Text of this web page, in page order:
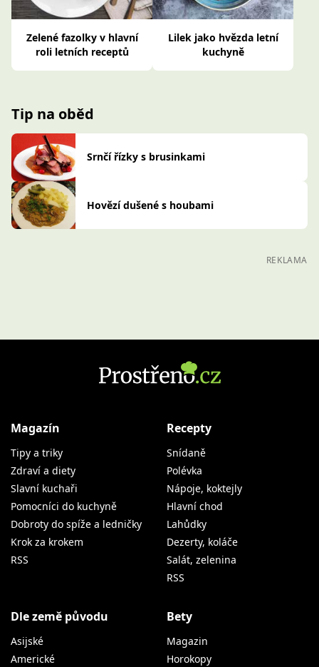
Zelené fazolky v hlavní
roli letních receptů
Lilek jako hvězda letní
kuchyně
Tip na oběd
Srnčí řízky s brusinkami
Hovězí dušené s houbami
REKLAMA
Magazín
Tipy a triky
Zdraví a diety
Slavní kuchaři
Pomocníci do kuchyně
Dobroty do spíže a ledničky
Krok za krokem
RSS
Recepty
Snídaně
Polévka
Nápoje, koktejly
Hlavní chod
Lahůdky
Dezerty, koláče
Salát, zelenina
RSS
Dle země původu
Asijské
Americké
Bety
Magazin
Horokopy